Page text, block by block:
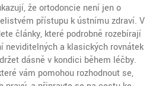
že ortodoncie není jen o
přístupu k ústnímu zdraví. V
články, které podrobně rozebírají
neviditelných a klasických rovnátek
dásně v kondici během léčby.
vám pomohou rozhodnout se,